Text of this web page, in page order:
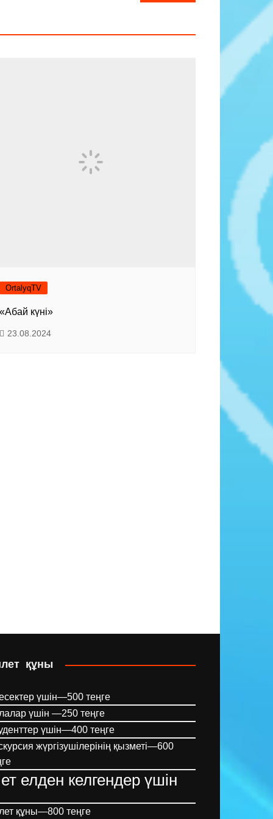
OrtalyqTV
күні»
23.08.2024
құны
үшін—500 теңге
үшін —250 теңге
үшін—400 теңге
жүргізушілерінің қызметі—600
елден келгендер үшін
құны—800 теңге